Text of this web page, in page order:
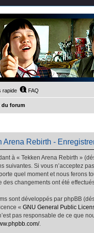
rapide FAQ
du forum
Arena Rebirth -
à « Tekken Arena Rebirth »
suivantes. Si vous n’acceptez
quel moment et nous ferons
des changements ont été
sont développés par phpBB
« GNU General Public
pas responsable de ce que
.